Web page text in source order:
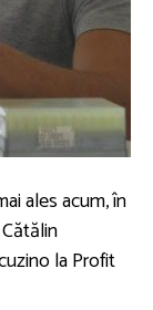
ales acum, în
la Profit